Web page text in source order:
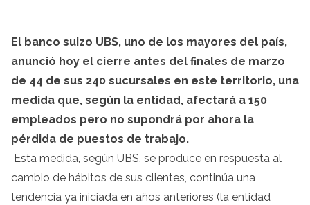
El banco suizo UBS, uno de los mayores del país,
anunció hoy el cierre antes del finales de marzo
de 44 de sus 240 sucursales en este territorio, una
medida que, según la entidad, afectará a 150
empleados pero no supondrá por ahora la
pérdida de puestos de trabajo.
Esta medida, según UBS, se produce en respuesta al
cambio de hábitos de sus clientes, continúa una
tendencia ya iniciada en años anteriores (la entidad